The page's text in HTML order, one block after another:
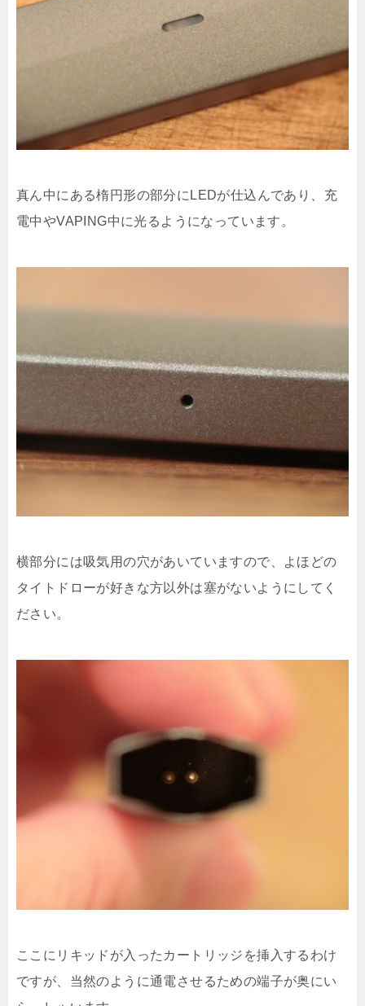
真ん中にある楕円形の部分にLEDが仕込んであり、充
電中やVAPING中に光るようになっています。
横部分には吸気用の穴があいていますので、よほどの
タイトドローが好きな方以外は塞がないようにしてく
ださい。
ここにリキッドが入ったカートリッジを挿入するわけ
ですが、当然のように通電させるための端子が奥にい